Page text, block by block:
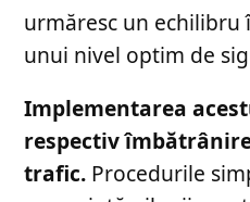
urmăresc un
unui nivel optim de
Implementarea
respectiv
trafic. Procedurile